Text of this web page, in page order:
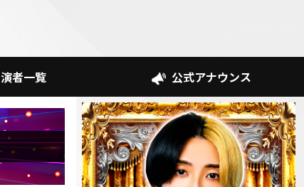
演者一覧 公式アナウンス